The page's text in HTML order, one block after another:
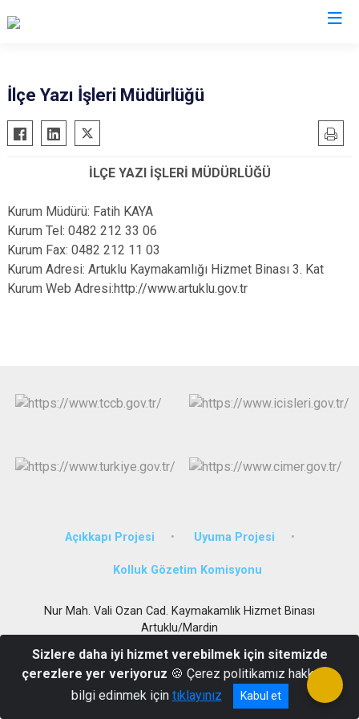
Dargeçit
Derik
Midyat
Savur
İlçe Yazı İşleri Müdürlüğü
İLÇE YAZI İŞLERİ MÜDÜRLÜĞÜ
Kurum Müdürü: Fatih KAYA
Kurum Tel: 0482 212 33 06
Kurum Fax: 0482 212 11 03
Kurum Adresi: Artuklu Kaymakamlığı Hizmet Binası 3. Kat
Kurum Web Adresi:http://www.artuklu.gov.tr
Açıkkapı Projesi Uyuma Projesi
Kolluk Gözetim Komisyonu
Nur Mah. Vali Ozan Cad. Kaymakamlık Hizmet Binası
Artuklu/Mardin
0 482 212 33 06
Sizlere daha iyi hizmet verebilmek için sitemizde
çerezlere yer veriyoruz 🍪 Çerez politikamız hakkında
bilgi edinmek için tıklayınız Kabul et